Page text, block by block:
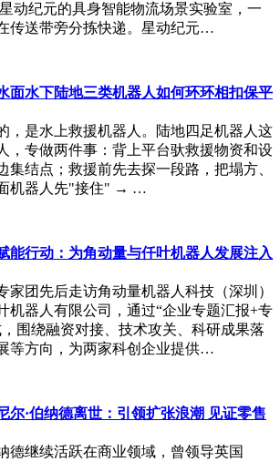
动纪元的具身智能物流场景实验室，一
传送带旁分拣快递。星动纪元…
面水下陆地三类机器人如何环环相扣保平
，是水上救援机器人。陆地四足机器人这
专做两件事：背上平台驮救援物资和设
集结点；救援前先去探一段路，把塌方、
机器人先"接住" → …
能行动：为角动量与仟叶机器人发展注入
家团先后走访角动量机器人科技（深圳）
机器人有限公司，通过“企业专题汇报+专
围绕融资对接、技术攻关、科研成果落
等方向，为两家科创企业提供…
尔·伯纳德离世：引领扩张浪潮 见证零售
德继续活跃在商业领域，曾领导英国